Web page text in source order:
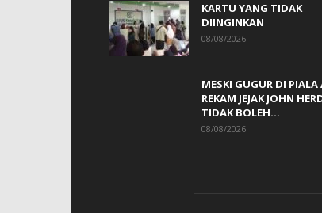
KARTU YANG TIDAK
DIINGINKAN
08/08/2026
MESKI GUGUR DI PIALA
REKAM JEJAK JOHN
TIDAK BOLEH...
08/08/2026